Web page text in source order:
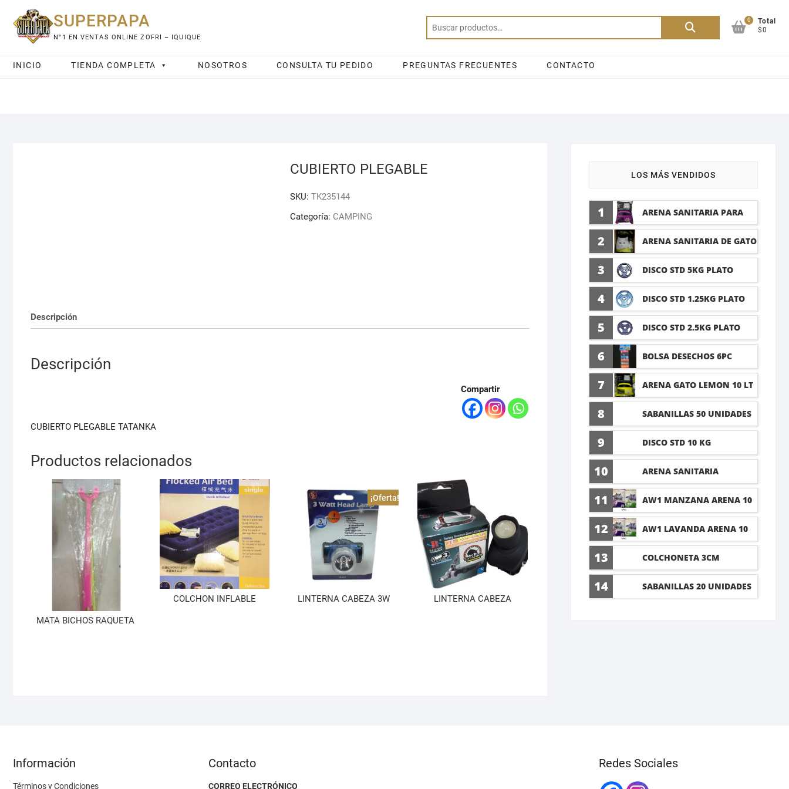
contenido
SUPERPAPA
N°1 EN VENTAS ONLINE ZOFRI – IQUIQUE
Buscar
0
Total
$0
INICIO TIENDA COMPLETA NOSOTROS CONSULTA TU PEDIDO PREGUNTAS FRECUENTES CONTACTO
CUBIERTO PLEGABLE
SKU: TK235144
Categoría: CAMPING
Descripción
Descripción
Compartir
CUBIERTO PLEGABLE TATANKA
Productos relacionados
MATA BICHOS RAQUETA
COLCHON INFLABLE
¡Oferta!
LINTERNA CABEZA 3W LINTERNA CABEZA
LOS MÁS VENDIDOS
1 ARENA SANITARIA PARA
GATO LAVANDA 10 LTI
2 ARENA SANITARIA DE GATO
5 LT
3 DISCO STD 5KG PLATO
4 DISCO STD 1.25KG PLATO
5 DISCO STD 2.5KG PLATO
6 BOLSA DESECHOS 6PC
7 ARENA GATO LEMON 10 LT
8 SABANILLAS 50 UNIDADES
TALLA M 60X45CM
9 DISCO STD 10 KG
10 ARENA SANITARIA
LAVANDA 8KG
11 AW1 MANZANA ARENA 10
LT
12 AW1 LAVANDA ARENA 10
LT
13 COLCHONETA 3CM
14 SABANILLAS 20 UNIDADES
Información
Términos y Condiciones
Contacto
CORREO ELECTRÓNICO
Redes Sociales